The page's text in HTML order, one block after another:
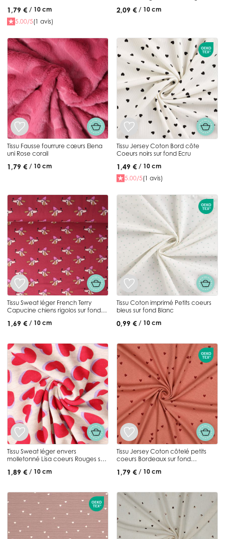
1,79 € / 10 cm
5.00/5(1 avis)
2,09 € / 10 cm
Tissu Fausse fourrure cœurs Elena
uni Rose corail
1,79 € / 10 cm
Tissu Jersey Coton Bord côte
Coeurs noirs sur fond Ecru
1,49 € / 10 cm
5.00/5(1 avis)
Tissu Sweat léger French Terry
Capucine chiens rigolos sur fond
1,69 € / 10 cm
Tissu Coton imprimé Petits coeurs
bleus sur fond Blanc
0,99 € / 10 cm
Tissu Sweat léger envers
molletonné Lisa coeurs Rouges sur
1,89 € / 10 cm
Tissu Jersey Coton côtelé petits
coeurs Bordeaux sur fond
1,79 € / 10 cm